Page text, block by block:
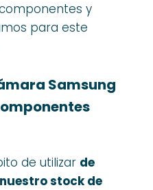
y
para este
Samsung
de utilizar de
stock de